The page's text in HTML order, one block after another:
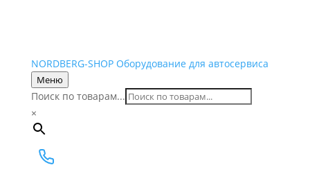
NORDBERG-SHOP Оборудование для автосервиса
Меню
Поиск по товарам...
×